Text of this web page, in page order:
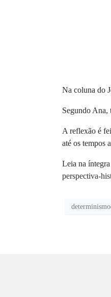
Na coluna do
Segundo Ana,
A reflexão é
até os tempos
Leia na
perspectiva-